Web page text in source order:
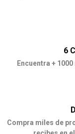
6
Encuentra +
Compra miles de